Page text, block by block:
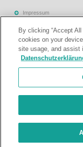
Impressum
Datenschutzerklärung
Rechtliche Hinweise
By clicking “Accept
cookies on your
site usage, and assist